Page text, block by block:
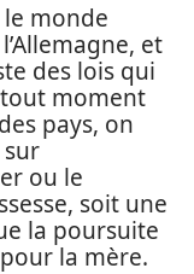
monde
et
des lois qui
moment
pays, on
ou le
soit une
la poursuite
la mère.